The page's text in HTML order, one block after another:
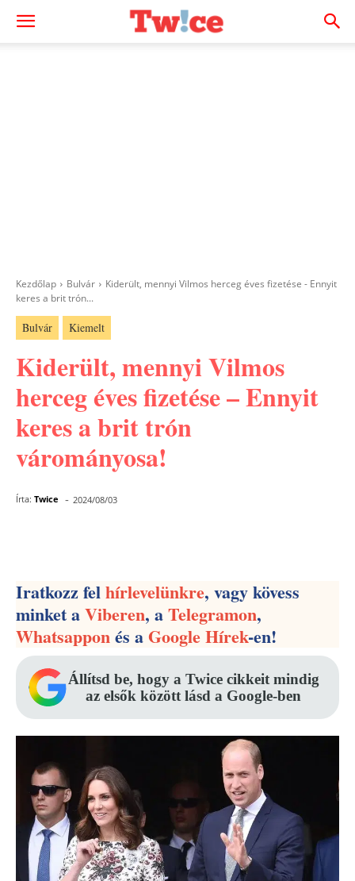
Kezdőlap Bulvár
Kiderült, mennyi Vilmos herceg éves fizetése - Ennyit
keres a brit trón...
Bulvár Kiemelt
Kiderült, mennyi Vilmos
herceg éves fizetése – Ennyit
keres a brit trón
várományosa!
Írta: Twice - 2024/08/03
Iratkozz felhírlevelünkre, vagy kövess
minket aViberen, aTelegramon,
Whatsapponés aGoogle Hírek-en!
Állítsd be, hogy a Twice cikkeit mindig
az elsők között lásd a Google-ben